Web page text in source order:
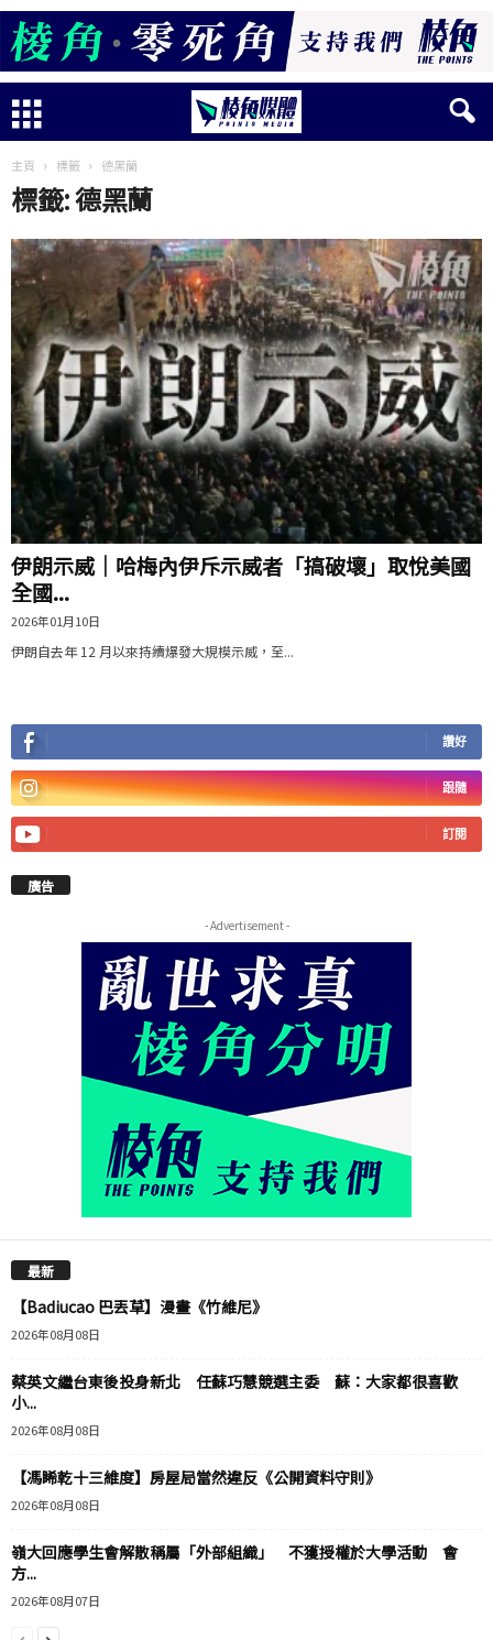
主頁 標籤 德黑蘭
標籤: 德黑蘭
伊朗示威｜哈梅內伊斥示威者「搞破壞」取悅美國
全國...
2026年01月10日
伊朗自去年 12 月以來持續爆發大規模示威，至...
讚好
跟隨
訂閱
廣告
- Advertisement -
最新
【Badiucao 巴丟草】漫畫《竹維尼》
2026年08月08日
蔡英文繼台東後投身新北 任蘇巧慧競選主委 蘇：大家都很喜歡
小...
2026年08月08日
【馮睎乾十三維度】房屋局當然違反《公開資料守則》
2026年08月08日
嶺大回應學生會解散稱屬「外部組織」 不獲授權於大學活動 會
方...
2026年08月07日